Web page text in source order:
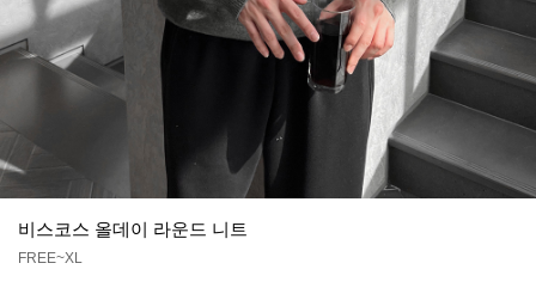
비스코스 올데이 라운드 니트
FREE~XL